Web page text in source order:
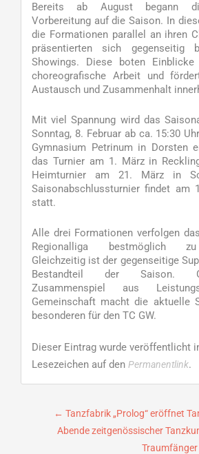
Bereits ab August begann
Vorbereitung auf die Saison. In
die Formationen parallel an ihren
präsentierten sich gegenseitig
Showings. Diese boten
choreografische Arbeit und
Austausch und Zusammenhalt
Mit viel Spannung wird das
Sonntag, 8. Februar ab ca. 15:30
Gymnasium Petrinum in Dorsten
das Turnier am 1. März in
Heimturnier am 21. März in
Saisonabschlussturnier findet am
statt.
Alle drei Formationen verfolgen
Regionalliga bestmöglich
Gleichzeitig ist der gegenseitige
Bestandteil der Saison.
Zusammenspiel aus
Gemeinschaft macht die aktuelle
besonderen für den TC GW.
Dieser Eintrag wurde veröffentlicht
Lesezeichen auf den Permanentlink.
← Tanzfabrik „Prolog“ eröffnet
Abende zeitgenössischer
Traumfänger